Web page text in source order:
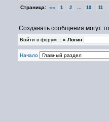
Страница: «« 1 2 10 11
Создавать сообщения могут
Войти в форум :: » Логин
Начало